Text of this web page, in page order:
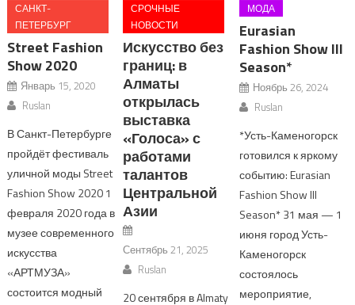
САНКТ-
ПЕТЕРБУРГ
Street Fashion
Show 2020
Январь 15, 2020
Ruslan
В Санкт-Петербурге
пройдёт фестиваль
уличной моды Street
Fashion Show 2020 1
февраля 2020 года в
музее современного
искусства
«АРТМУЗА»
состоится модный
СРОЧНЫЕ
НОВОСТИ
Искусство без
границ: в
Алматы
открылась
выставка
«Голоса» с
работами
талантов
Центральной
Азии
Сентябрь 21, 2025
Ruslan
20 сентября в Almaty
МОДА
Eurasian
Fashion Show III
Season*
Ноябрь 26, 2024
Ruslan
*Усть-Каменогорск
готовился к яркому
событию: Eurasian
Fashion Show III
Season* 31 мая — 1
июня город Усть-
Каменогорск
состоялось
мероприятие,